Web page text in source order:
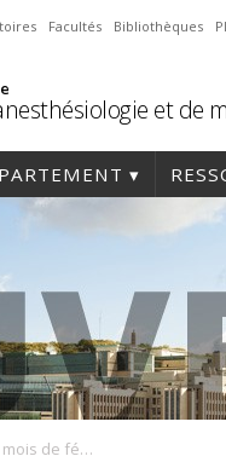
Facultés Bibliothèques
et de
Les Publications du mois de février 2019